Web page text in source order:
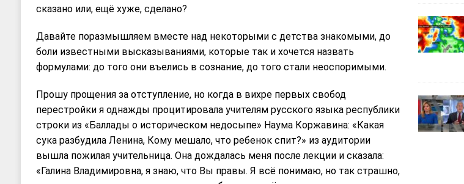
сказано или, ещё хуже, сделано?
Давaйте поразмышляем вместе над некоторыми с детства знакомыми, до
боли известными высказываниями, которые так и хочется назвать
формулами: до того они въелись в сознание, до того стали неоспоримыми.
Прошу прощения за отступление, но когда в вихре первых свобод
перестройки я однажды процитировала учителям русского языка республики
строки из «Баллады о историческом недосыпе» Наума Коржавина: «Какая
сука разбудила Ленина, Кому мешало, что ребенок спит?» из аудитории
вышла пожилая учительница. Она дождалась меня после лекции и сказала:
«Галина Владимировна, я знаю, что Вы правы. Я всё понимаю, но так страшно,